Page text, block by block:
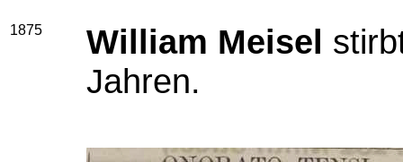
1875 William Meisel
Jahren.